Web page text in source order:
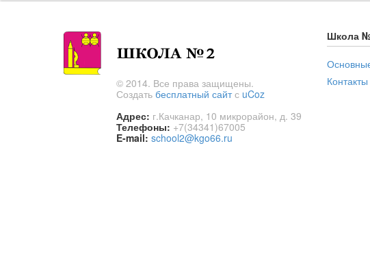
© 2014. Все права защищены.
Создать бесплатный сайтс uCoz
Адрес: г.Качканар, 10 микрорайон, д. 39
Телефоны: +7(34341)67005
E-mail: school2@kgo66.ru
Школа
Контакты